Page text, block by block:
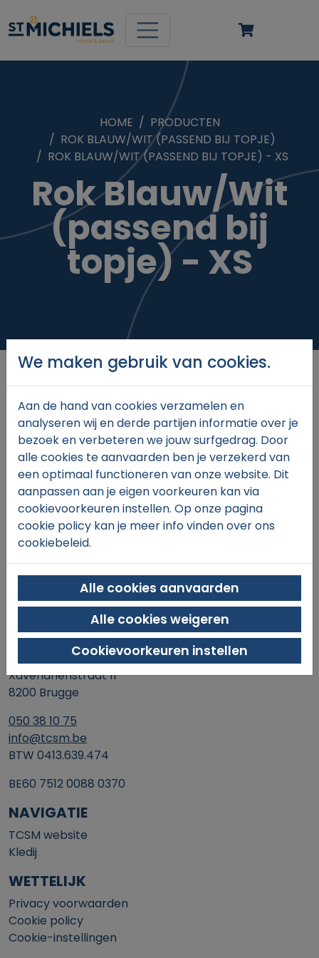
HOME
PRODUCTEN
ROK BLAUW/WIT (PASSEND BIJ TOPJE)
ROK BLAUW/WIT (PASSEND BIJ TOPJE) - XS
Rok Blauw/Wit
(passend bij
topje) - XS
€32,00
In winkelmand
SINT-MICHIELS TENNIS & PADEL
Xaverianenstraat 11
8200 Brugge
050 38 10 75
info@tcsm.be
BTW 0413.639.474
BE60 7512 0088 0370
NAVIGATIE
TCSM website
Kledij
WETTELIJK
Privacy voorwaarden
Cookie policy
Cookie-instellingen
We maken gebruik van cookies.
Aan de hand van cookies verzamelen en
analyseren wij en derde partijen informatie over je
bezoek en verbeteren we jouw surfgedrag. Door
alle cookies te aanvaarden ben je verzekerd van
een optimaal functioneren van onze website. Dit
aanpassen aan je eigen voorkeuren kan via
cookievoorkeuren instellen. Op onze pagina
cookie policy kan je meer info vinden over ons
cookiebeleid.
Alle cookies aanvaarden
Alle cookies weigeren
Cookievoorkeuren instellen